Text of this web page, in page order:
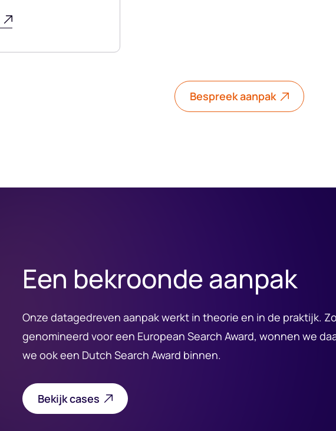
Bespreek aanpak
Een bekroonde aanpak
Onze datagedreven aanpak werkt in theorie en in de praktijk.
genomineerd voor een European Search Award, wonnen we
we ook een Dutch Search Award binnen.
Bekijk cases